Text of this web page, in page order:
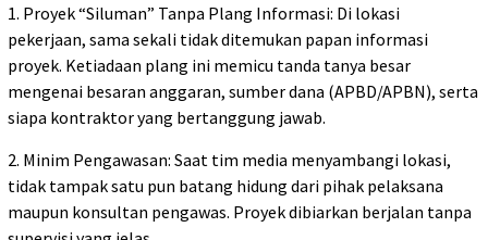
1. ​Proyek “Siluman” Tanpa Plang Informasi: Di lokasi
pekerjaan, sama sekali tidak ditemukan papan informasi
proyek. Ketiadaan plang ini memicu tanda tanya besar
mengenai besaran anggaran, sumber dana (APBD/APBN), serta
siapa kontraktor yang bertanggung jawab.
2. ​Minim Pengawasan: Saat tim media menyambangi lokasi,
tidak tampak satu pun batang hidung dari pihak pelaksana
maupun konsultan pengawas. Proyek dibiarkan berjalan tanpa